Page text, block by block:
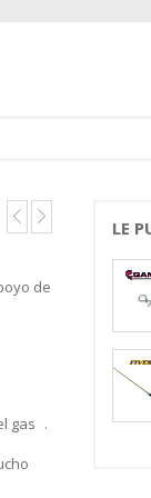
de
gas .
LE